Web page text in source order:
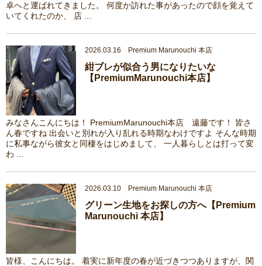
卓へと運ばれてきました。 何度か訪れた事があったので顔を覚えて
いてくれたのか、 店 ...
2026.03.16 Premium Marunouchi 本店
紺ブレが似合う男になりたいな
【PremiumMarunouchi本店】
みなさんこんにちは！ PremiumMarunouchi本店 遠藤です！ 皆さ
ん春ですね 出会いと別れが入り乱れる時期なわけですよ そんな時期
に私事ながら彼女と同棲をはじめまして、 一人暮らしとは打って変
わ ...
2026.03.10 Premium Marunouchi 本店
グリーン生地をお探しの方へ【Premium
Marunouchi 本店】
皆様、こんにちは。 着実に新年度の春が近づきつつありますが、関